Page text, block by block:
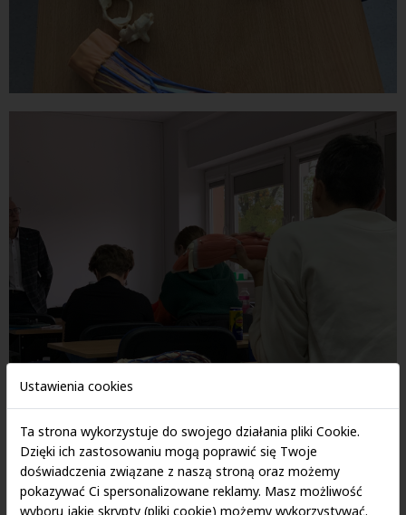
Ustawienia cookies
Ta strona wykorzystuje do swojego działania pliki Cookie.
Dzięki ich zastosowaniu mogą poprawić się Twoje
doświadczenia związane z naszą stroną oraz możemy
pokazywać Ci spersonalizowane reklamy. Masz możliwość
wyboru jakie skrypty (pliki cookie) możemy wykorzystywać.